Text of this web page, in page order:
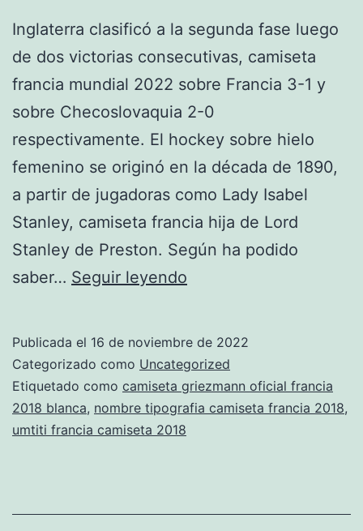
Inglaterra clasificó a la segunda fase luego
de dos victorias consecutivas, camiseta
francia mundial 2022 sobre Francia 3-1 y
sobre Checoslovaquia 2-0
respectivamente. El hockey sobre hielo
femenino se originó en la década de 1890,
a partir de jugadoras como Lady Isabel
Stanley, camiseta francia hija de Lord
Stanley de Preston. Según ha podido
saber… Seguir leyendo
2018
Publicada el 16 de noviembre de 2022
Categorizado como Uncategorized
Etiquetado como camiseta griezmann oficial francia
2018 blanca, nombre tipografia camiseta francia 2018,
umtiti francia camiseta 2018